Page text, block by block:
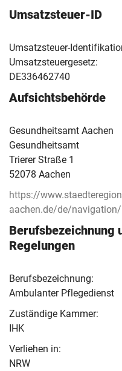
Umsatzsteuer-ID
Umsatzsteuer-
Umsatzsteuergesetz:
DE336462740
Aufsichtsbehörde
Gesundheitsamt Aachen
Gesundheitsamt
Trierer Straße 1
52078 Aachen
https://
aachen.de/de/
Berufsbezeichnung
Regelungen
Berufsbezeichnung:
Ambulanter Pflegedienst
Zuständige Kammer:
IHK
Verliehen in:
NRW